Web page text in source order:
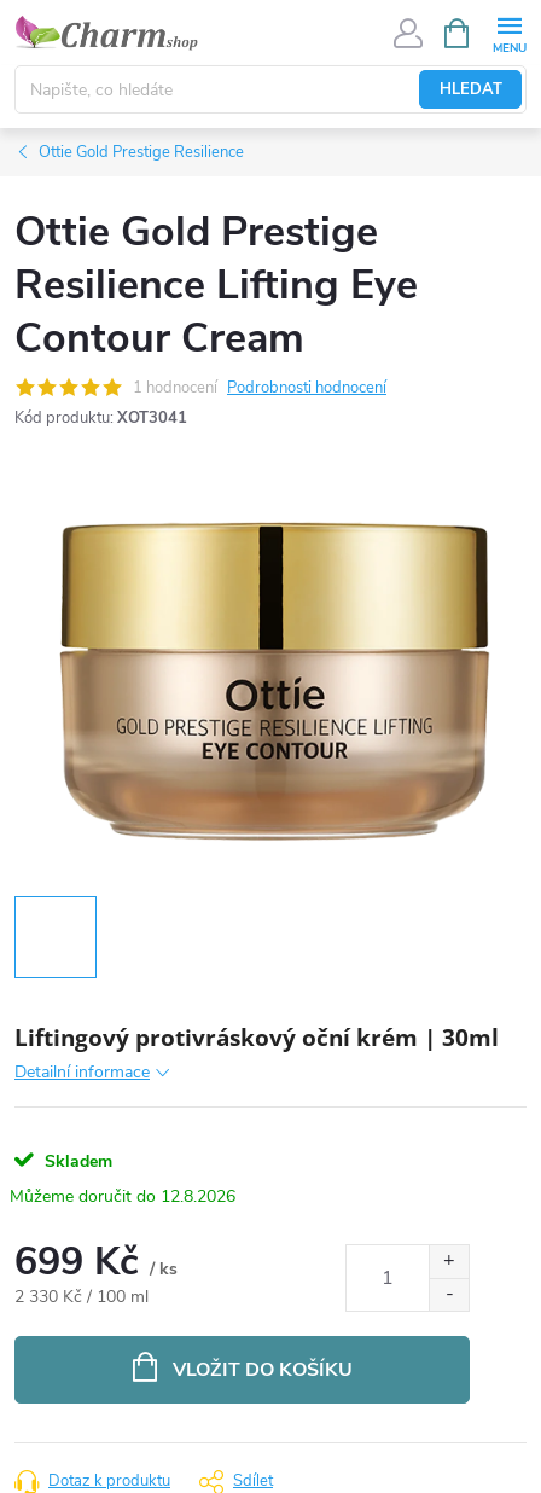
Přejít
obsah
HLEDAT
NÁKUPNÍ
KOŠÍK
Ottie Gold Prestige Resilience
Ottie Gold Prestige
Resilience Lifting Eye
Contour Cream
1 hodnocení Podrobnosti hodnocení
Kód produktu: XOT3041
Liftingový protivráskový oční krém | 30ml
Detailní informace
Skladem
12.8.2026
699 Kč / ks
Měrná
2 330 Kč / 100 ml
VLOŽIT DO KOŠÍKU
Dotaz k produktu Sdílet